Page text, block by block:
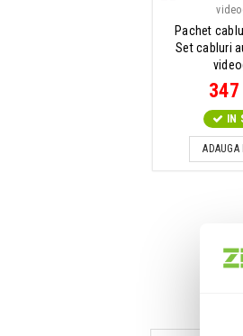
Pachet
Set cabluri
IN
ADAUGA